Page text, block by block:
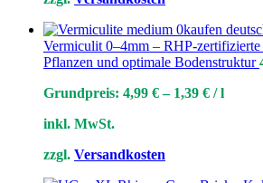
Vermiculit 0–4mm – RHP-
Pflanzen und optimale Bodenstruktur
Grundpreis: 4,99 €– 1,39 € /l
inkl. MwSt.
zzgl. Versandkosten